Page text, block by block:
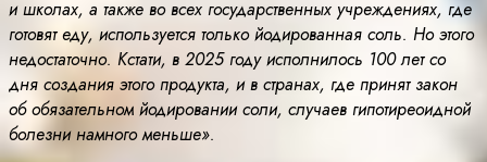
и школах, а также во всех государственных учреждениях, где
готовят еду, используется только йодированная соль. Но этого
недостаточно. Кстати, в 2025 году исполнилось 100 лет со
дня создания этого продукта, и в странах, где принят закон
об обязательном йодировании соли, случаев гипотиреоидной
болезни намного меньше».